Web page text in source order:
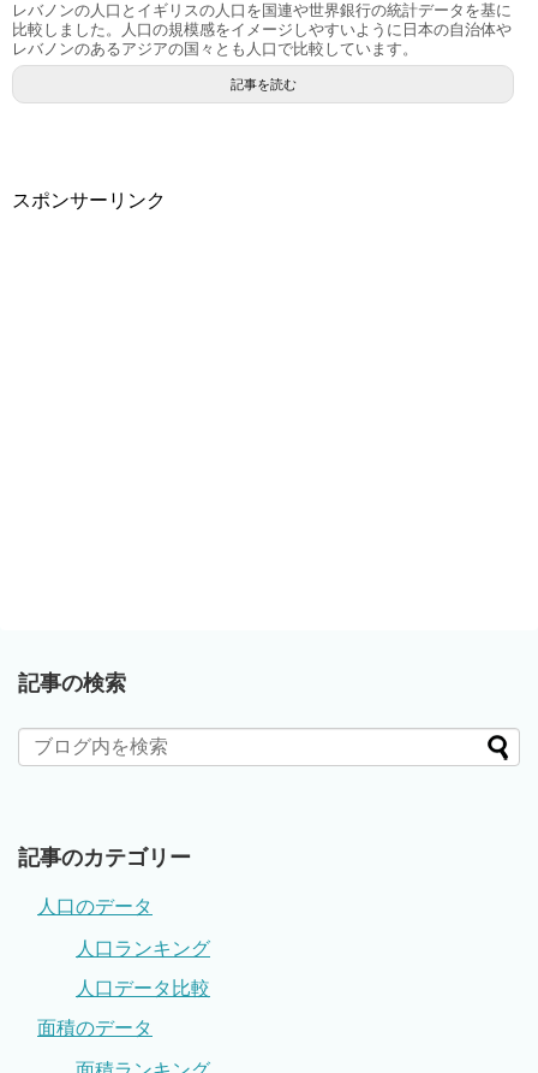
レバノンの人口とイギリスの人口を国連や世界銀行の統計データを基に
比較しました。人口の規模感をイメージしやすいように日本の自治体や
レバノンのあるアジアの国々とも人口で比較しています。
記事を読む
スポンサーリンク
記事の検索
記事のカテゴリー
人口のデータ
人口ランキング
人口データ比較
面積のデータ